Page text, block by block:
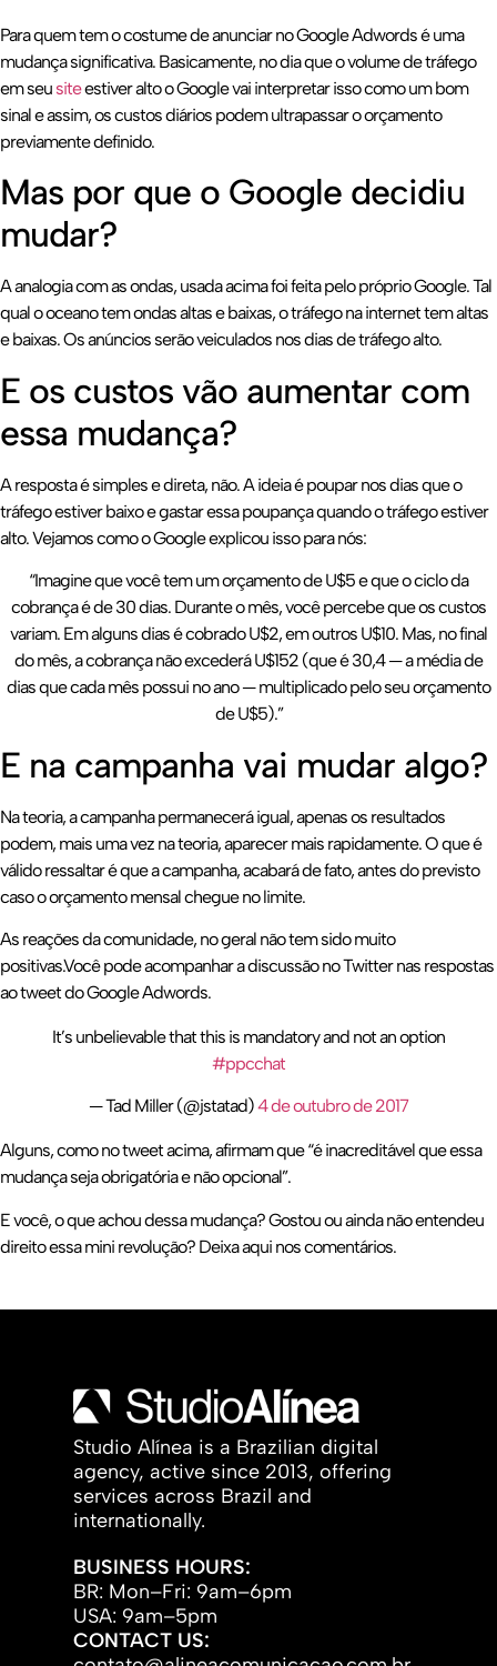
Para quem tem o costume de anunciar no Google Adwords é uma
mudança significativa. Basicamente, no dia que o volume de tráfego
em seu siteestiver alto o Google vai interpretar isso como um bom
sinal e assim, os custos diários podem ultrapassar o orçamento
previamente definido.
Mas por que o Google decidiu
mudar?
A analogia com as ondas, usada acima foi feita pelo próprio Google. Tal
qual o oceano tem ondas altas e baixas, o tráfego na internet tem altas
e baixas. Os anúncios serão veiculados nos dias de tráfego alto.
E os custos vão aumentar com
essa mudança?
A resposta é simples e direta, não. A ideia é poupar nos dias que o
tráfego estiver baixo e gastar essa poupança quando o tráfego estiver
alto. Vejamos como o Google explicou isso para nós:
“Imagine que você tem um orçamento de U$5 e que o ciclo da
cobrança é de 30 dias. Durante o mês, você percebe que os custos
variam. Em alguns dias é cobrado U$2, em outros U$10. Mas, no final
do mês, a cobrança não excederá U$152 (que é 30,4 — a média de
dias que cada mês possui no ano — multiplicado pelo seu orçamento
de U$5).”
E na campanha vai mudar algo?
Na teoria, a campanha permanecerá igual, apenas os resultados
podem, mais uma vez na teoria, aparecer mais rapidamente. O que é
válido ressaltar é que a campanha, acabará de fato, antes do previsto
caso o orçamento mensal chegue no limite.
As reações da comunidade, no geral não tem sido muito
positivas.Você pode acompanhar a discussão no Twitter nas respostas
ao tweet do Google Adwords.
It’s unbelievable that this is mandatory and not an option
#ppcchat
— Tad Miller (@jstatad)4 de outubro de 2017
Alguns, como no tweet acima, afirmam que “é inacreditável que essa
mudança seja obrigatória e não opcional”.
E você, o que achou dessa mudança? Gostou ou ainda não entendeu
direito essa mini revolução? Deixa aqui nos comentários.
Studio Alínea is a Brazilian digital
agency, active since 2013, offering
services across Brazil and
internationally.
BUSINESS HOURS:
BR: Mon–Fri: 9am–6pm
USA: 9am–5pm
CONTACT US: